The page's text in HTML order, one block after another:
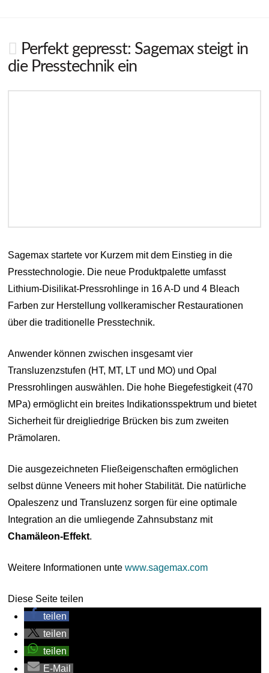
Perfekt gepresst: Sagemax steigt in
die Presstechnik ein
Sagemax startete vor Kurzem mit dem Einstieg in die
Presstechnologie. Die neue Produktpalette umfasst
Lithium-Disilikat-Pressrohlinge in 16 A-D und 4 Bleach
Farben zur Herstellung vollkeramischer Restaurationen
über die traditionelle Presstechnik.
Anwender können zwischen insgesamt vier
Transluzenzstufen (HT, MT, LT und MO) und Opal
Pressrohlingen auswählen. Die hohe Biegefestigkeit (470
MPa) ermöglicht ein breites Indikationsspektrum und bietet
Sicherheit für dreigliedrige Brücken bis zum zweiten
Prämolaren.
Die ausgezeichneten Fließeigenschaften ermöglichen
selbst dünne Veneers mit hoher Stabilität. Die natürliche
Opaleszenz und Transluzenz sorgen für eine optimale
Integration an die umliegende Zahnsubstanz mit
Chamäleon-Effekt.
Weitere Informationen untewww.sagemax.com
Diese Seite teilen
teilen
teilen
teilen
E-Mail